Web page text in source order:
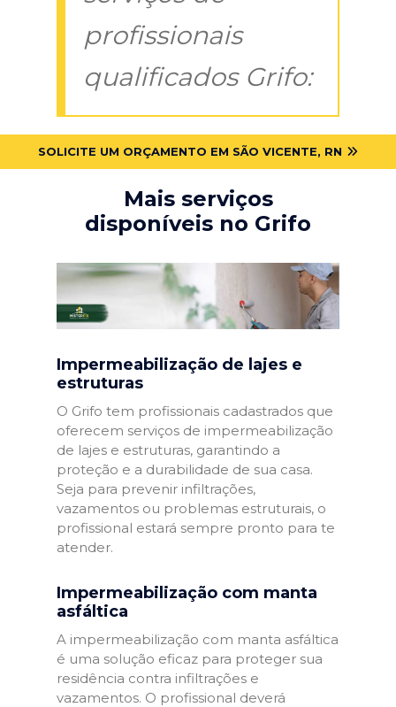
profissionais
qualificados Grifo:
SOLICITE UM ORÇAMENTO EM SÃO VICENTE, RN
Mais serviços
disponíveis no Grifo
Impermeabilização de lajes e
estruturas
O Grifo tem profissionais cadastrados que
oferecem serviços de impermeabilização
de lajes e estruturas, garantindo a
proteção e a durabilidade de sua casa.
Seja para prevenir infiltrações,
vazamentos ou problemas estruturais, o
profissional estará sempre pronto para te
atender.
Impermeabilização com manta
asfáltica
A impermeabilização com manta asfáltica
é uma solução eficaz para proteger sua
residência contra infiltrações e
vazamentos. O profissional deverá